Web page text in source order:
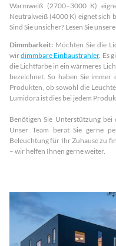
Warmweiß (2700–3000 K)
Neutralweiß (4000 K) eignet sich
Sind Sie unsicher? Lesen Sie
Dimmbarkeit: Möchten Sie die
wirdimmbare Einbaustrahler. Es
die Lichtfarbe in ein wärmeres
bezeichnet. So haben Sie
Produkten, ob sowohl die
Lumidora ist dies bei jedem
Benötigen Sie Unterstützung bei
Unser Team berät Sie gerne
Beleuchtung für Ihr Zuhause zu
– wir helfen Ihnen gerne weiter.